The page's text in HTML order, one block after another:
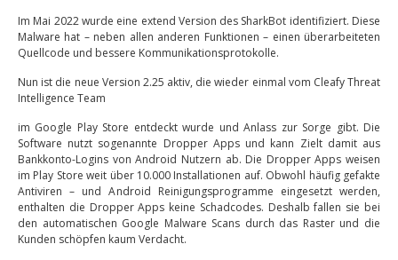
Im Mai 2022 wurde eine extend Version des SharkBot identifiziert. Diese
Malware hat – neben allen anderen Funktionen – einen überarbeiteten
Quellcode und bessere Kommunikationsprotokolle.
Nun ist die neue Version 2.25 aktiv, die wieder einmal vom Cleafy Threat
Intelligence Team
im Google Play Store entdeckt wurde und Anlass zur Sorge gibt. Die
Software nutzt sogenannte Dropper Apps und kann Zielt damit aus
Bankkonto-Logins von Android Nutzern ab. Die Dropper Apps weisen
im Play Store weit über 10.000 Installationen auf. Obwohl häufig gefakte
Antiviren – und Android Reinigungsprogramme eingesetzt werden,
enthalten die Dropper Apps keine Schadcodes. Deshalb fallen sie bei
den automatischen Google Malware Scans durch das Raster und die
Kunden schöpfen kaum Verdacht.